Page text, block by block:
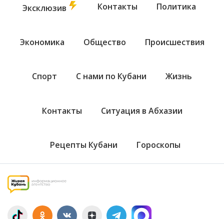
Эксклюзив Контакты Политика
Экономика Общество Происшествия
Спорт С нами по Кубани Жизнь
Контакты Ситуация в Абхазии
Рецепты Кубани Гороскопы